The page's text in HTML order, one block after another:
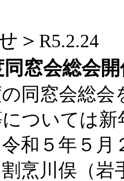
＞ R5.2.24
同窓会総会
同窓会総
ついては
和５年５月
烹川俣（岩